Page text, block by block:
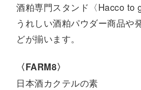
酒粕専門スタンド〈Hacco to
うれしい酒粕パウダー商品や
どが揃います。
〈FARM8〉
日本酒カクテルの素